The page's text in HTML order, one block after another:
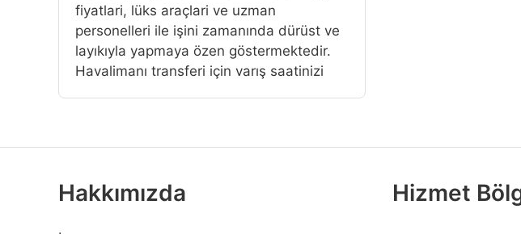
fiyatlari, lüks araçlari ve uzman
personelleri ile işini zamanında dürüst ve
layıkıyla yapmaya özen göstermektedir.
Havalimanı transferi için varış saatinizi
Hakkımızda Hizmet